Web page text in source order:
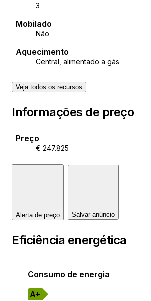
3
Mobilado
Não
Aquecimento
Central, alimentado a gás
Veja todos os recursos
Informações de preço
Preço
€ 247.825
Alerta de preço Salvar anúncio
Eficiência energética
Consumo de energia
A+